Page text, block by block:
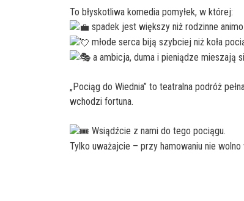
To błyskotliwa komedia pomyłek, w której:
spadek jest większy niż rodzinne
młode serca biją szybciej niż koła
a ambicja, duma i pieniądze mieszają
„Pociąg do Wiednia” to teatralna podróż
wchodzi fortuna.
Wsiądźcie z nami do tego pociągu.
Tylko uważajcie – przy hamowaniu nie